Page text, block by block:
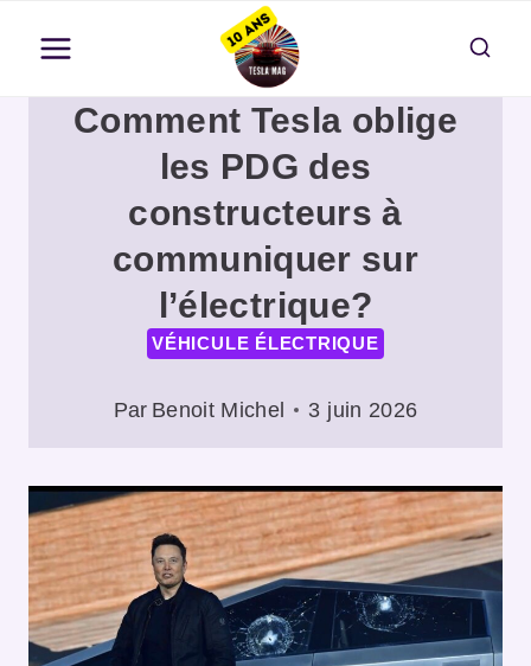
contenuComment Tesla oblige
les PDG des
constructeurs à
communiquer sur
l’électrique?
VÉHICULE ÉLECTRIQUE
Par Benoit Michel 3 juin 2026